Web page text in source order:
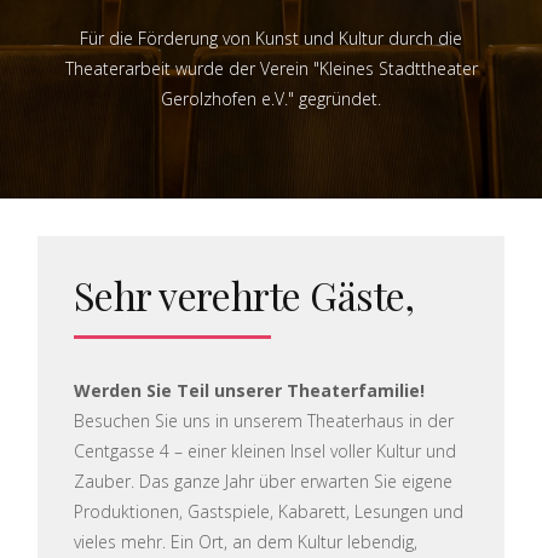
Für die Förderung von Kunst und Kultur durch die
Theaterarbeit wurde der Verein "Kleines Stadttheater
Gerolzhofen e.V." gegründet.
Sehr verehrte Gäste,
Werden Sie Teil unserer Theaterfamilie!
Besuchen Sie uns in unserem Theaterhaus in der
Centgasse 4 – einer kleinen Insel voller Kultur und
Zauber. Das ganze Jahr über erwarten Sie eigene
Produktionen, Gastspiele, Kabarett, Lesungen und
vieles mehr. Ein Ort, an dem Kultur lebendig,